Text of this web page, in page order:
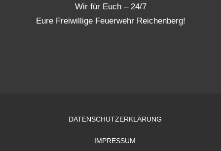
Wir für Euch – 24/7
Eure Freiwillige Feuerwehr Reichenberg!
DATENSCHUTZERKLÄRUNG
IMPRESSUM